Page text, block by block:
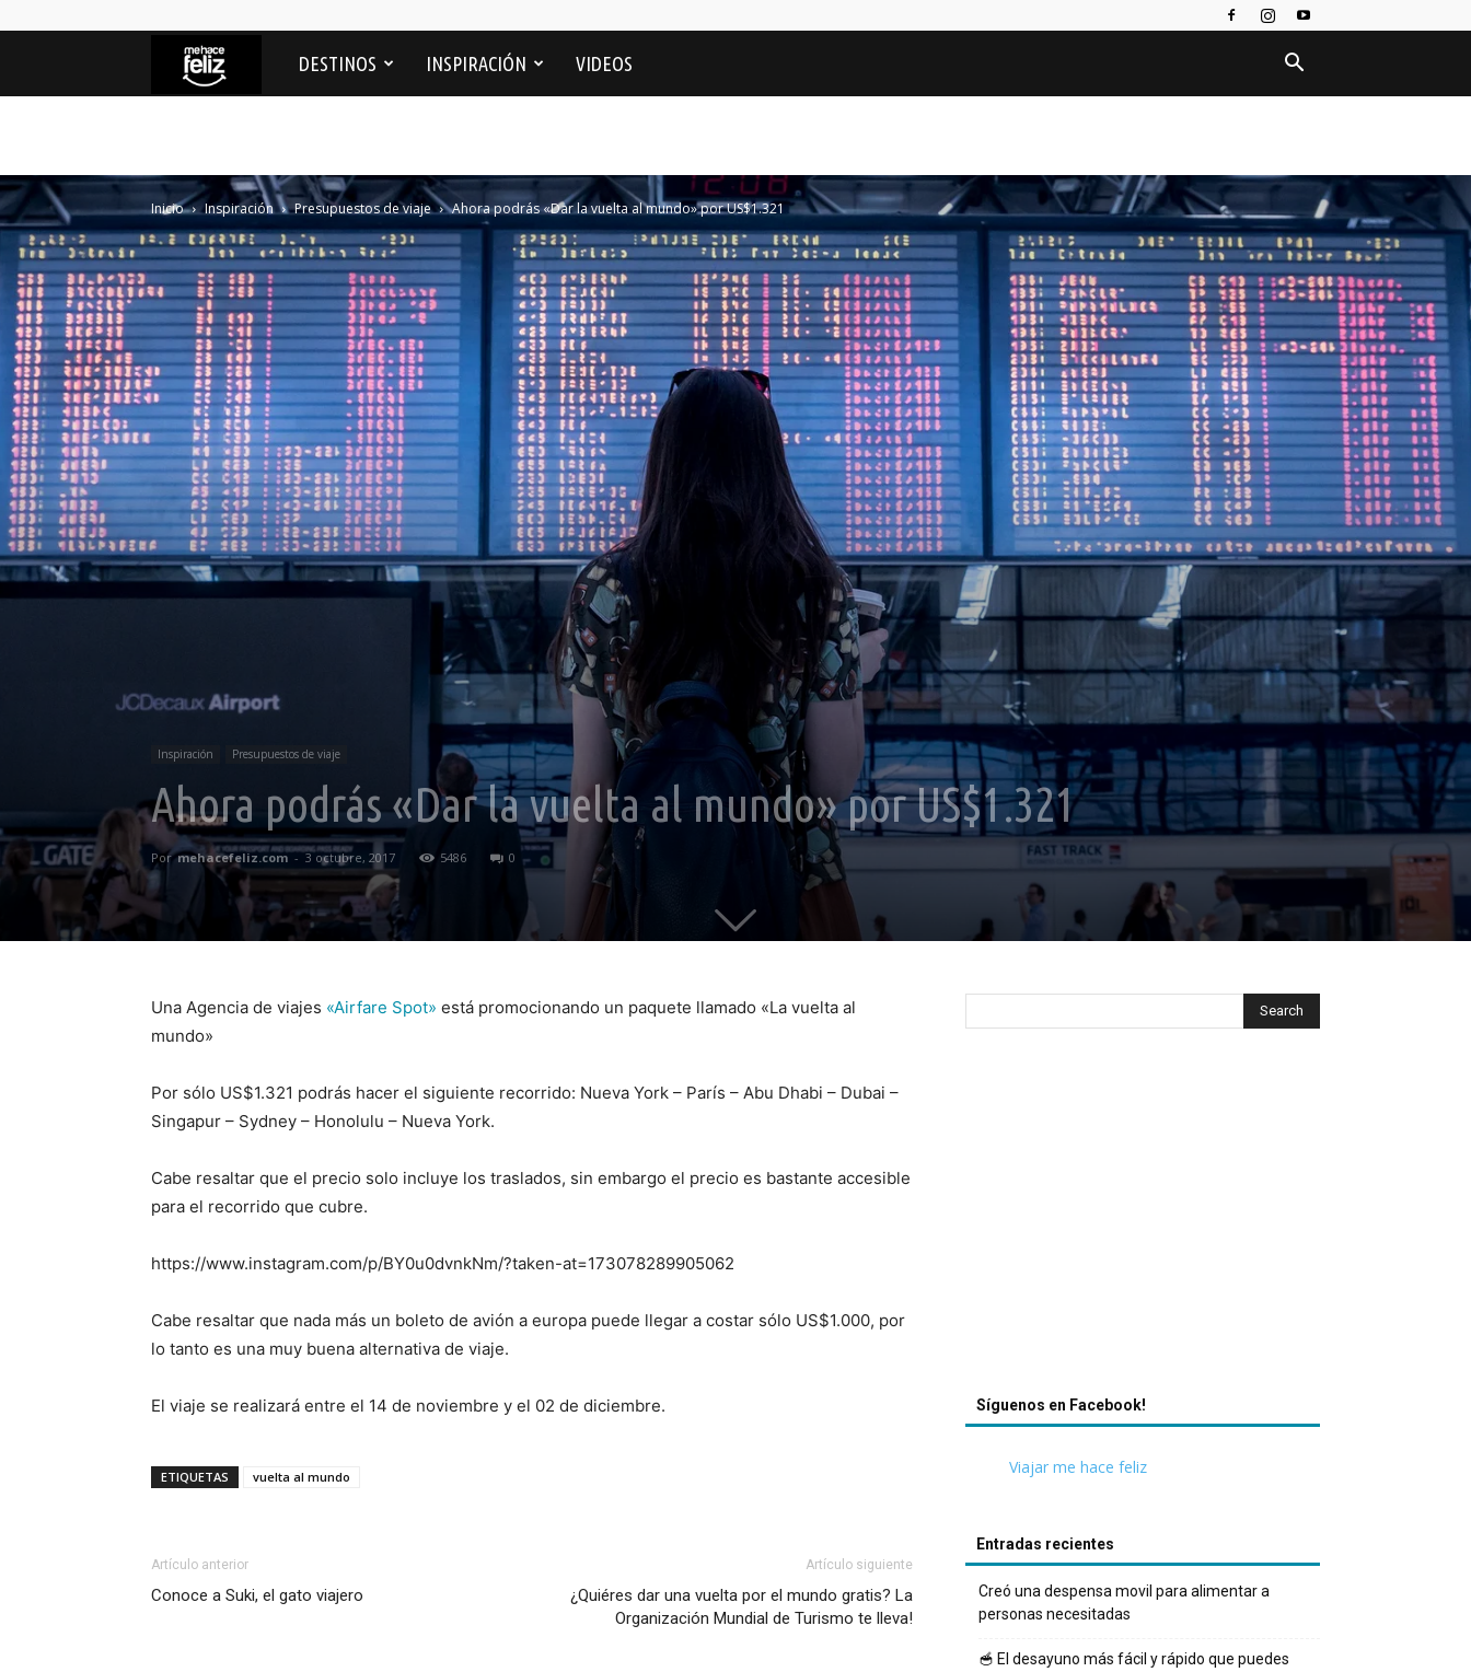
Me
feliz
DESTINOS INSPIRACIÓN VIDEOS
Inicio Inspiración Presupuestos de viaje Ahora podrás «Dar la vuelta al mundo» por US$1.321
Inspiración Presupuestos de viaje
Ahora podrás «Dar la vuelta al mundo» por US$1.321
Por mehacefeliz.com - 3 octubre, 2017 5486 0
Una Agencia de viajes «Airfare Spot» está promocionando un paquete llamado «La vuelta al
mundo»
Por sólo US$1.321 podrás hacer el siguiente recorrido: Nueva York – París – Abu Dhabi – Dubai –
Singapur – Sydney – Honolulu – Nueva York.
Cabe resaltar que el precio solo incluye los traslados, sin embargo el precio es bastante accesible
para el recorrido que cubre.
https://www.instagram.com/p/BY0u0dvnkNm/?taken-at=173078289905062
Cabe resaltar que nada más un boleto de avión a europa puede llegar a costar sólo US$1.000, por
lo tanto es una muy buena alternativa de viaje.
El viaje se realizará entre el 14 de noviembre y el 02 de diciembre.
ETIQUETAS vuelta al mundo
Artículo anterior
Conoce a Suki, el gato viajero
Artículo siguiente
¿Quiéres dar una vuelta por el mundo gratis? La
Organización Mundial de Turismo te lleva!
Síguenos en Facebook!
Viajar me hace feliz
Entradas recientes
Creó una despensa movil para alimentar a
personas necesitadas
🥣 El desayuno más fácil y rápido que puedes